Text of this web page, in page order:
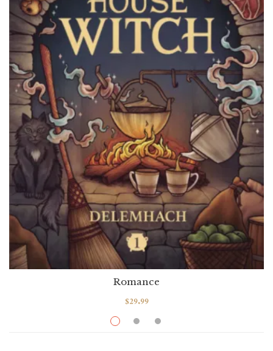
The House Witch: A Humorous Romantic
Romance
$29.99